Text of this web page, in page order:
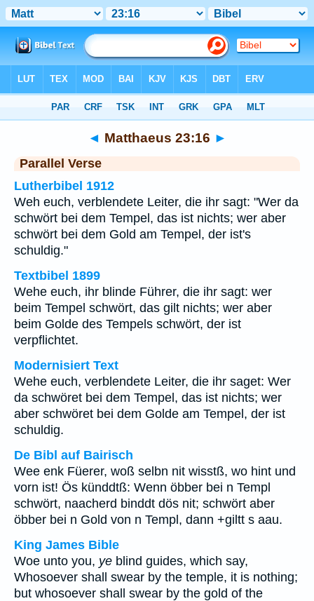
◄ Matthaeus 23:16 ►
Parallel Verse
Lutherbibel 1912
Weh euch, verblendete Leiter, die ihr sagt: "Wer da
schwört bei dem Tempel, das ist nichts; wer aber
schwört bei dem Gold am Tempel, der ist's
schuldig."
Textbibel 1899
Wehe euch, ihr blinde Führer, die ihr sagt: wer
beim Tempel schwört, das gilt nichts; wer aber
beim Golde des Tempels schwört, der ist
verpflichtet.
Modernisiert Text
Wehe euch, verblendete Leiter, die ihr saget: Wer
da schwöret bei dem Tempel, das ist nichts; wer
aber schwöret bei dem Golde am Tempel, der ist
schuldig.
De Bibl auf Bairisch
Wee enk Füerer, woß selbn nit wisstß, wo hint und
vorn ist! Ös künddtß: Wenn öbber bei n Templ
schwört, naacherd binddt dös nit; schwört aber
öbber bei n Gold von n Templ, dann +giltt s aau.
King James Bible
Woe unto you, ye blind guides, which say,
Whosoever shall swear by the temple, it is nothing;
but whosoever shall swear by the gold of the